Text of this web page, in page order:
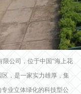
公司，位于中国“海上花
区，是一家实力雄厚，集
业立体绿化的科技型公